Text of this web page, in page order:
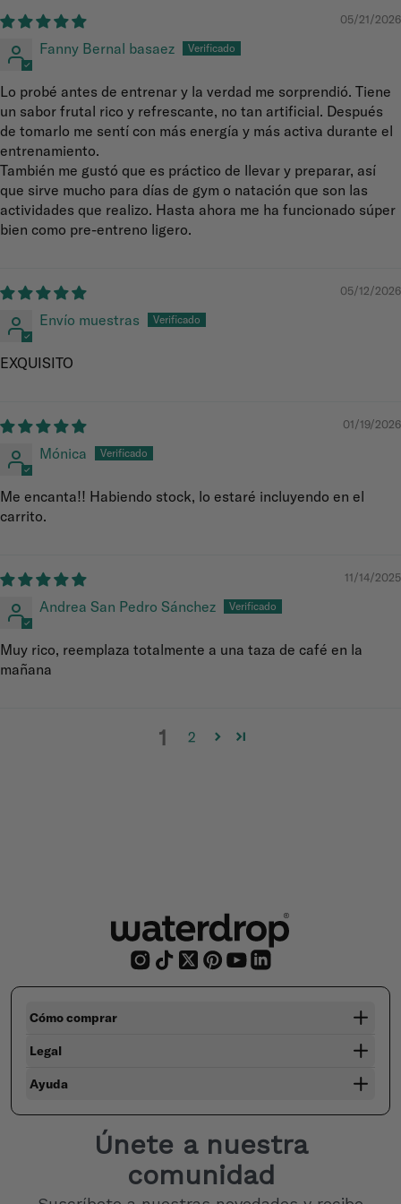
05/21/2026
Fanny Bernal basaez
Lo probé antes de entrenar y la verdad me sorprendió. Tiene
un sabor frutal rico y refrescante, no tan artificial. Después
de tomarlo me sentí con más energía y más activa durante el
entrenamiento.
También me gustó que es práctico de llevar y preparar, así
que sirve mucho para días de gym o natación que son las
actividades que realizo. Hasta ahora me ha funcionado súper
bien como pre-entreno ligero.
05/12/2026
Envío muestras
EXQUISITO
01/19/2026
Mónica
Me encanta!! Habiendo stock, lo estaré incluyendo en el
carrito.
11/14/2025
Andrea San Pedro Sánchez
Muy rico, reemplaza totalmente a una taza de café en la
mañana
1 2
Cómo comprar
Legal
Ayuda
Únete a nuestra
comunidad